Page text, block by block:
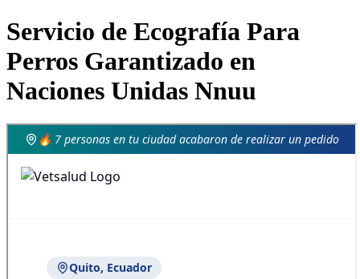
Servicio de Ecografía Para
Perros Garantizado en
Naciones Unidas Nnuu